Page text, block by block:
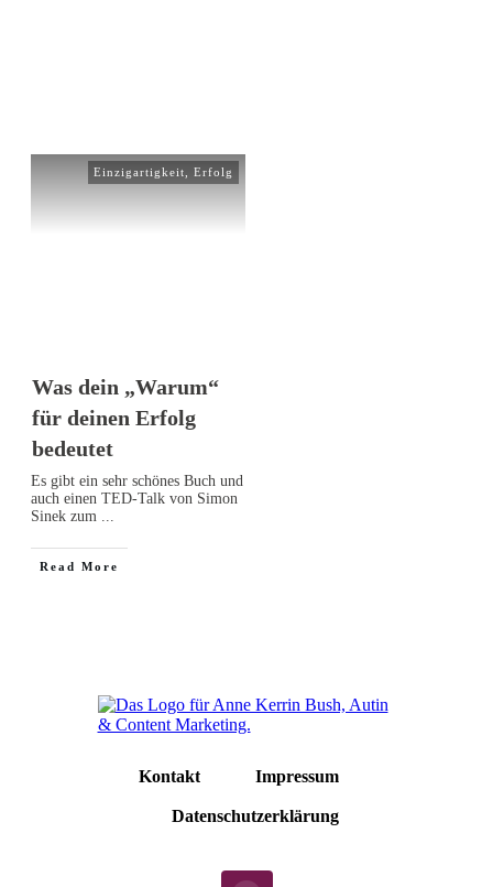
Einzigartigkeit Erfolg
Was dein „Warum“
für deinen Erfolg
bedeutet
Es gibt ein sehr schönes Buch und
auch einen TED-Talk von Simon
Sinek zum
Read More
Kontakt Impressum
Datenschutzerklärung